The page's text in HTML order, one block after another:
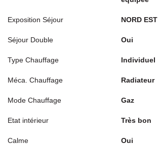
Exposition Séjour NORD EST
Séjour Double Oui
Type Chauffage Individuel
Méca. Chauffage Radiateur
Mode Chauffage Gaz
Etat intérieur Très bon
Calme Oui